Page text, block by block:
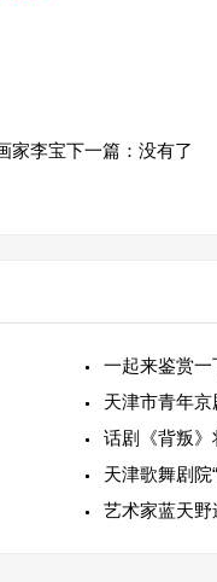
家李宝下一篇：没有了
一起来鉴赏
天津市青年京
话剧《背叛》
天津歌舞剧院
艺术家蓝天野